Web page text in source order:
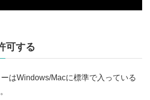
可する
はWindows/Macに標準で入っている